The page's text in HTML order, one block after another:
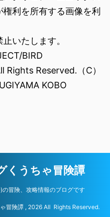
利を所有する画像を利
いたします。
BIRD
Rights Reserved.（C）
KOBO
くうちゃ冒険譚
の冒険、攻略情報のブログです
冒険譚 , 2026 All Rights Reserved.